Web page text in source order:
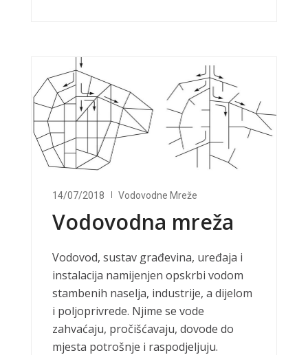
14/07/2018 Vodovodne Mreže
Vodovodna mreža
Vodovod, sustav građevina, uređaja i
instalacija namijenjen opskrbi vodom
stambenih naselja, industrije, a dijelom
i poljoprivrede. Njime se vode
zahvaćaju, pročišćavaju, dovode do
mjesta potrošnje i raspodjeljuju.